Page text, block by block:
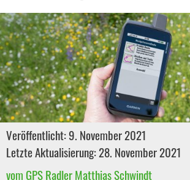
Veröffentlicht: 9. November 2021
Letzte Aktualisierung: 28. November 2021
vom GPS Radler Matthias Schwindt